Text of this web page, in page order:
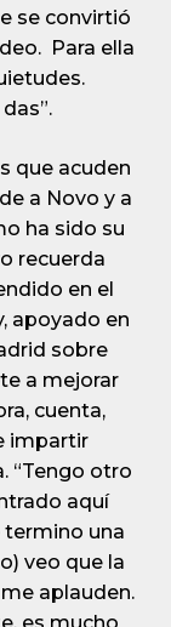
se convirtió
Para ella
que acuden
a Novo y a
ha sido su
recuerda
en el
apoyado en
sobre
a mejorar
cuenta,
impartir
“Tengo otro
aquí
termino una
veo que la
aplauden.
es mucho